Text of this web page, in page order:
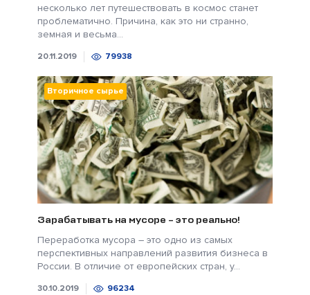
несколько лет путешествовать в космос станет
проблематично. Причина, как это ни странно,
земная и весьма...
20.11.2019 79938
Вторичное сырье
Зарабатывать на мусоре – это реально!
Переработка мусора – это одно из самых
перспективных направлений развития бизнеса в
России. В отличие от европейских стран, у...
30.10.2019 96234